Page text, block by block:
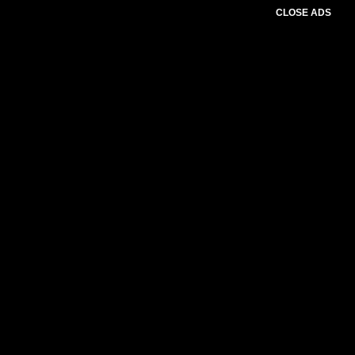
CLOSE ADS